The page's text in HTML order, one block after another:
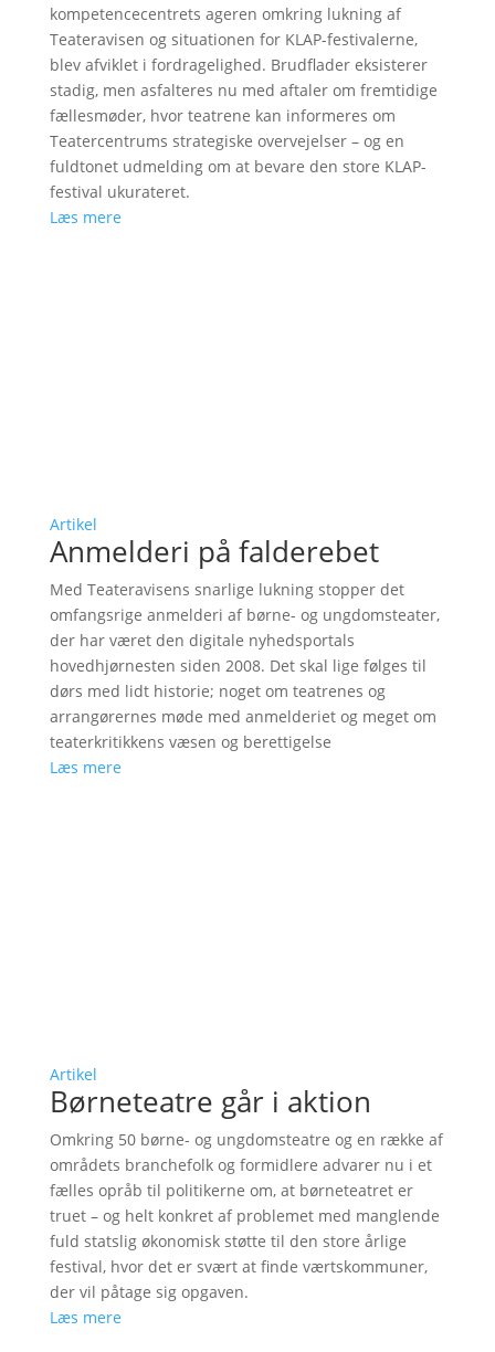
kompetencecentrets ageren omkring lukning af
Teateravisen og situationen for KLAP-festivalerne,
blev afviklet i fordragelighed. Brudflader eksisterer
stadig, men asfalteres nu med aftaler om fremtidige
fællesmøder, hvor teatrene kan informeres om
Teatercentrums strategiske overvejelser – og en
fuldtonet udmelding om at bevare den store KLAP-
festival ukurateret.
Læs mere
Artikel
Anmelderi på falderebet
Med Teateravisens snarlige lukning stopper det
omfangsrige anmelderi af børne- og ungdomsteater,
der har været den digitale nyhedsportals
hovedhjørnesten siden 2008. Det skal lige følges til
dørs med lidt historie; noget om teatrenes og
arrangørernes møde med anmelderiet og meget om
teaterkritikkens væsen og berettigelse
Læs mere
Artikel
Børneteatre går i aktion
Omkring 50 børne- og ungdomsteatre og en række af
områdets branchefolk og formidlere advarer nu i et
fælles opråb til politikerne om, at børneteatret er
truet – og helt konkret af problemet med manglende
fuld statslig økonomisk støtte til den store årlige
festival, hvor det er svært at finde værtskommuner,
der vil påtage sig opgaven.
Læs mere